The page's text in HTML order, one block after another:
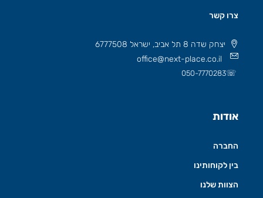
צרו קשר
יצחק שדה 8 תל אביב, ישראל 6777508
office@next-place.co.il
☏
050-7770283
אודות
החברה
בין לקוחותינו
הצוות שלנו